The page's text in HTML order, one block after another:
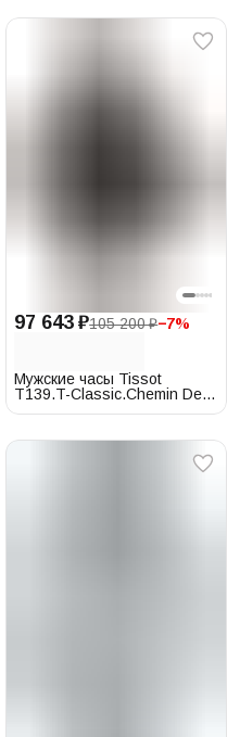
97 643 ₽105 200 ₽−7%
Мужские часы Tissot
T139.T-Classic.Chemin Des